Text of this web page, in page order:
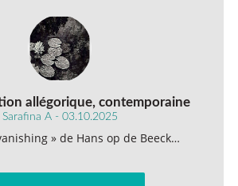
allégorique, contemporaine
Sarafina A - 03.10.2025
» de Hans op de Beeck…